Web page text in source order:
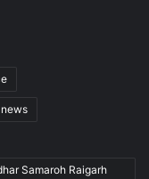
Samaroh Raigarh